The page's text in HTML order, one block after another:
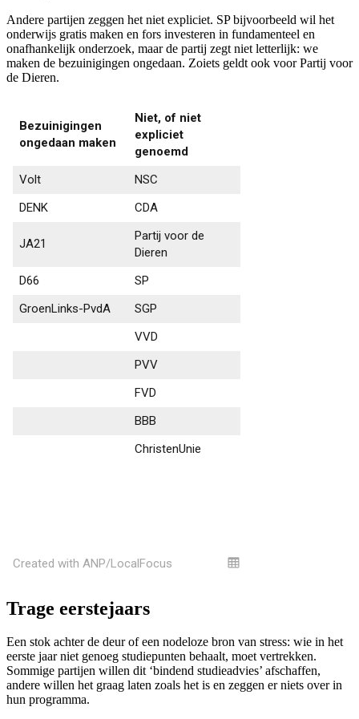
Andere partijen zeggen het niet expliciet. SP bijvoorbeeld wil het
onderwijs gratis maken en fors investeren in fundamenteel en
onafhankelijk onderzoek, maar de partij zegt niet letterlijk: we
maken de bezuinigingen ongedaan. Zoiets geldt ook voor Partij voor
de Dieren.
Trage eerstejaars
Een stok achter de deur of een nodeloze bron van stress: wie in het
eerste jaar niet genoeg studiepunten behaalt, moet vertrekken.
Sommige partijen willen dit ‘bindend studieadvies’ afschaffen,
andere willen het graag laten zoals het is en zeggen er niets over in
hun programma.